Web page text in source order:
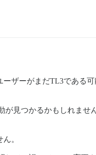
ザーがまだTL3である
見つかるかもしれませ
。